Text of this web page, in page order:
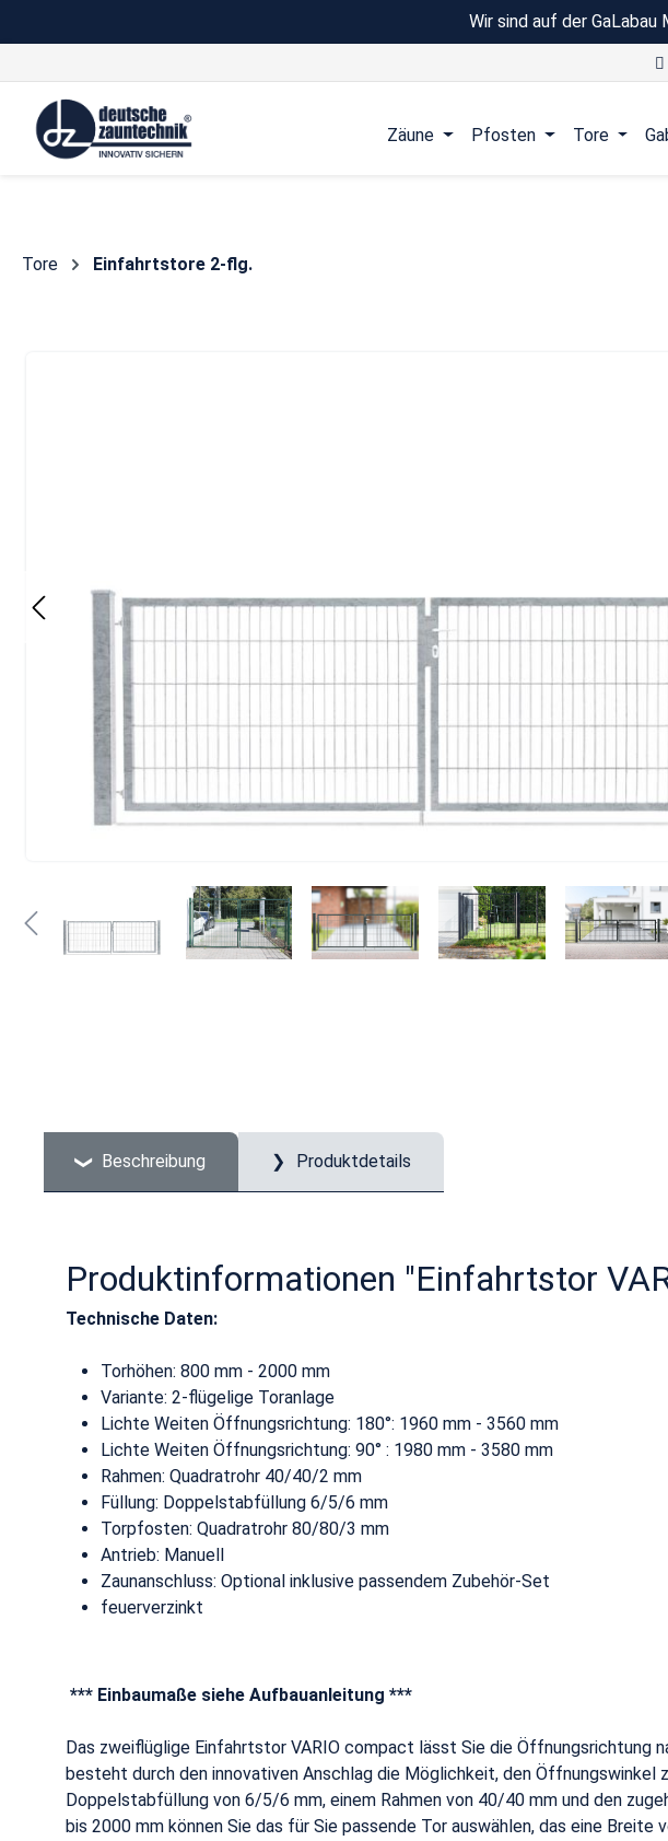
Wir sind auf der
Zäune Pfosten Tore
Tore Einfahrtstore 2-flg.
Beschreibung Produktdetails
Produktinformationen "Einfahrtstor
Technische Daten:
Torhöhen: 800 mm - 2000 mm
Variante: 2-flügelige Toranlage
Lichte Weiten Öffnungsrichtung: 180°: 1960 mm - 3560 mm
Lichte Weiten Öffnungsrichtung: 90° : 1980 mm - 3580 mm
Rahmen: Quadratrohr 40/40/2 mm
Füllung: Doppelstabfüllung 6/5/6 mm
Torpfosten: Quadratrohr 80/80/3 mm
Antrieb: Manuell
Zaunanschluss: Optional inklusive passendem Zubehör-Set
feuerverzinkt
*** Einbaumaße siehe Aufbauanleitung ***
Das zweiflüglige Einfahrtstor VARIO compact lässt Sie die Öffnungsrichtung
besteht durch den innovativen Anschlag die Möglichkeit, den
Doppelstabfüllung von 6/5/6 mm, einem Rahmen von 40/40 mm und den
bis 2000 mm können Sie das für Sie passende Tor auswählen, das eine Breite